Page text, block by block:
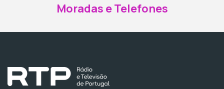
Moradas e Telefones